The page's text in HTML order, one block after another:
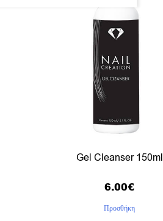
Gel Cleanser 150ml
6.00€
Προσθήκη